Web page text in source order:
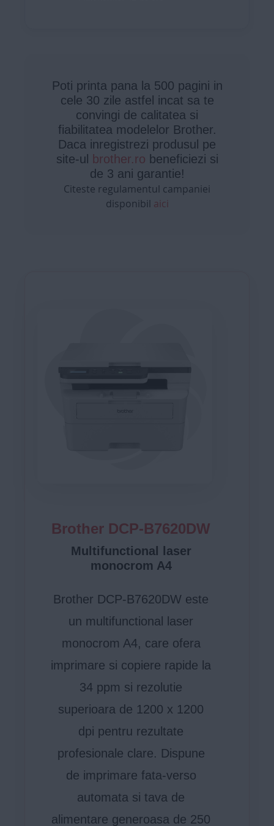
Poti printa pana la 500 pagini in
cele 30 zile astfel incat sa te
convingi de calitatea si
fiabilitatea modelelor Brother.
Daca inregistrezi produsul pe
site-ul
brother.ro beneficiezi si
de 3 ani garantie!
Citeste regulamentul campaniei
disponibil aici
Brother DCP-B7620DW
Multifunctional laser
monocrom A4
Brother DCP-B7620DW este
un multifunctional laser
monocrom A4, care ofera
imprimare si copiere rapide la
34 ppm si rezolutie
superioara de 1200 x 1200
dpi pentru rezultate
profesionale clare. Dispune
de imprimare fata-verso
automata si tava de
alimentare generoasa de 250